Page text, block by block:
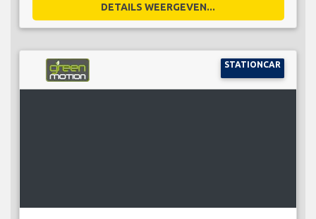
DETAILS WEERGEVEN...
STATIONCAR